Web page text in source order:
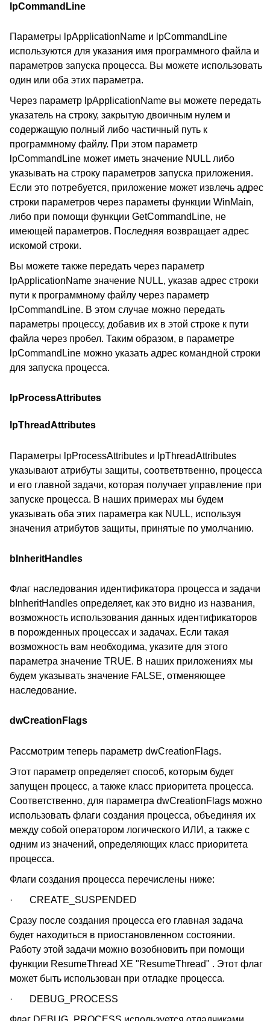
lpCommandLine
Параметры lpApplicationName и lpCommandLine
используются для указания имя программного файла и
параметров запуска процесса. Вы можете использовать
один или оба этих параметра.
Через параметр lpApplicationName вы можете передать
указатель на строку, закрытую двоичным нулем и
содержащую полный либо частичный путь к
программному файлу. При этом параметр
lpCommandLine может иметь значение NULL либо
указывать на строку параметров запуска приложения.
Если это потребуется, приложение может извлечь адрес
строки параметров через параметы функции WinMain,
либо при помощи функции GetCommandLine, не
имеющей параметров. Последняя возвращает адрес
искомой строки.
Вы можете также передать через параметр
lpApplicationName значение NULL, указав адрес строки
пути к программному файлу через параметр
lpCommandLine. В этом случае можно передать
параметры процессу, добавив их в этой строке к пути
файла через пробел. Таким образом, в параметре
lpCommandLine можно указать адрес командной строки
для запуска процесса.
lpProcessAttributes
lpThreadAttributes
Параметры lpProcessAttributes и lpThreadAttributes
указывают атрибуты защиты, соответвтвенно, процесса
и его главной задачи, которая получает управление при
запуске процесса. В наших примерах мы будем
указывать оба этих параметра как NULL, используя
значения атрибутов защиты, принятые по умолчанию.
bInheritHandles
Флаг наследования идентификатора процесса и задачи
bInheritHandles определяет, как это видно из названия,
возможность использования данных идентификаторов
в порожденных процессах и задачах. Если такая
возможность вам необходима, указите для этого
параметра значение TRUE. В наших приложениях мы
будем указывать значение FALSE, отменяющее
наследование.
dwCreationFlags
Рассмотрим теперь параметр dwCreationFlags.
Этот параметр определяет способ, которым будет
запущен процесс, а также класс приоритета процесса.
Соответственно, для параметра dwCreationFlags можно
использовать флаги создания процесса, объединяя их
между собой оператором логического ИЛИ, а также с
одним из значений, определяющих класс приоритета
процесса.
Флаги создания процесса перечислены ниже:
· CREATE_SUSPENDED
Сразу после создания процесса его главная задача
будет находиться в приостановленном состоянии.
Работу этой задачи можно возобновить при помощи
функции ResumeThread XE "ResumeThread" . Этот флаг
может быть использован при отладке процесса.
· DEBUG_PROCESS